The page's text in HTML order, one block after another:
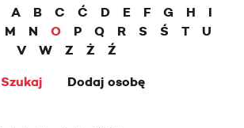
A B C Ć D E F G H
I
M N O P Q R S Ś T
U
V
W Z Ż
Ź
Szukaj
Dodaj osobę